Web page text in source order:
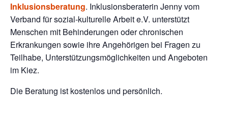
Inklusionsberatung. Inklusionsberaterin Jenny vom
Verband für sozial-kulturelle Arbeit e.V. unterstützt
Menschen mit Behinderungen oder chronischen
Erkrankungen sowie ihre Angehörigen bei Fragen zu
Teilhabe, Unterstützungsmöglichkeiten und Angeboten
im Kiez.
Die Beratung ist kostenlos und persönlich.